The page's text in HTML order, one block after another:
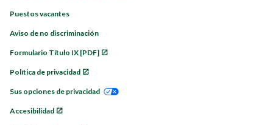
Puestos vacantes
Aviso de no discriminación
Formulario Título IX [PDF]
Política de privacidad
Sus opciones de privacidad
Accesibilidad